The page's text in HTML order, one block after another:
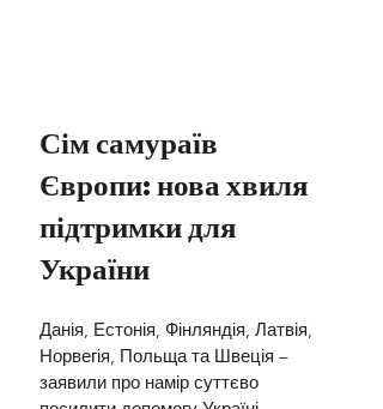
Сім самураїв
Європи: нова хвиля
підтримки для
України
Данія, Естонія, Фінляндія, Латвія,
Норвегія, Польща та Швеція –
заявили про намір суттєво